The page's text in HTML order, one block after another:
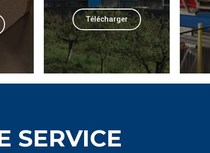
Télécharger
SERVICE